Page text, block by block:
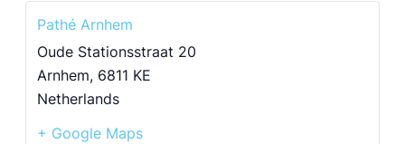
Pathé Arnhem
Oude Stationsstraat 20
Arnhem, 6811 KE
Netherlands
+ Google Maps